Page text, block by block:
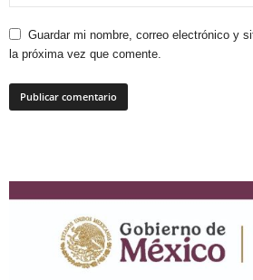
Guardar mi nombre, correo electrónico y
la próxima vez que comente.